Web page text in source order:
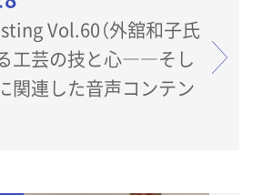
Vol.60（外舘和子氏
る工芸の技と心――そし
関連した音声コンテン